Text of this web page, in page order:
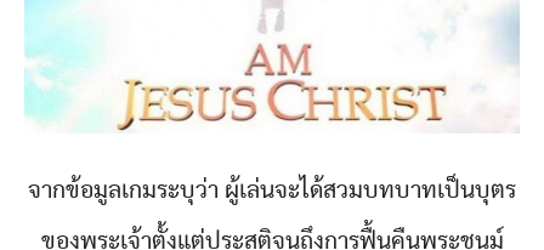
จากข้อมูลเกมระบุว่า ผู้เล่นจะได้สวมบทบาทเป็นบุตร
ของพระเจ้าตั้งแต่ประสูติจนถึงการฟื้นคืนพระชนม์